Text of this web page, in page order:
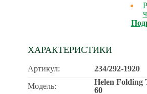
ХАРАКТЕРИСТИКИ
Артикул:
234/292-1920
Модель:
Helen Folding
60